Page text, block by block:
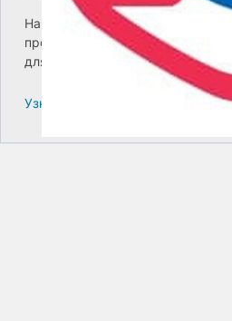
На сайте возникла
проверьте входящие
для дальнейших инструкций.
Узнайте больше про решение